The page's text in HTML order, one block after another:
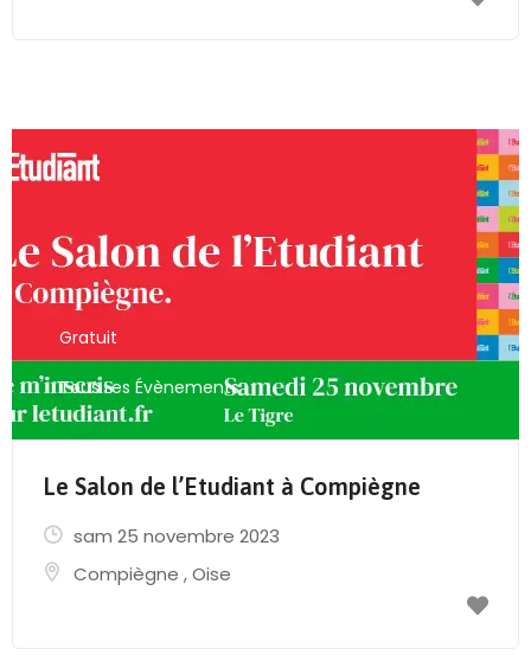
Gratuit
Tous Les Évènements
Le Salon de l’Etudiant à Compiègne
sam 25 novembre 2023
Compiègne ,Oise